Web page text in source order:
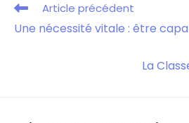
Article précédent
Une nécessité vitale : être
La